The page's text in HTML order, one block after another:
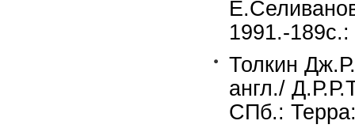
1991.-
Толкин
англ./
СПб.: